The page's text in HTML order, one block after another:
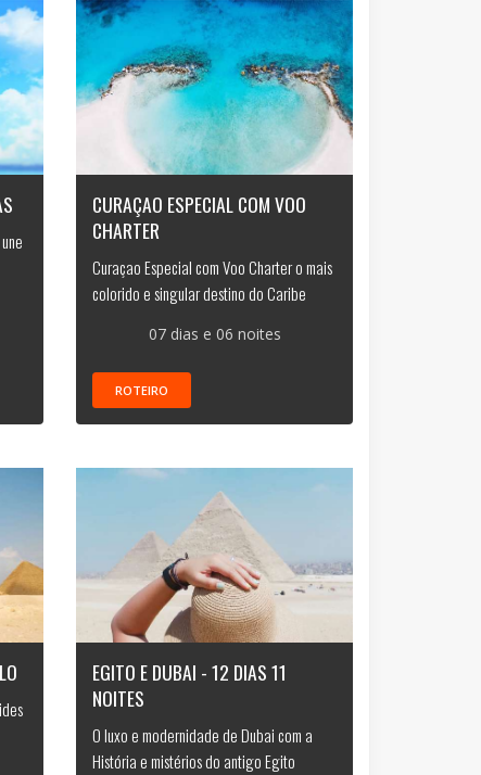
CURAÇAO ESPECIAL COM VOO
CHARTER
Curaçao Especial com Voo Charter o mais
colorido e singular destino do Caribe
07 dias e 06 noites
ROTEIRO
EGITO E DUBAI - 12 DIAS 11
NOITES
O luxo e modernidade de Dubai com a
História e mistérios do antigo Egito